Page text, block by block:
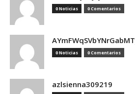
0 Noticias 0 Comentarios
0 Noticias 0 Comentarios
azlsienna309219